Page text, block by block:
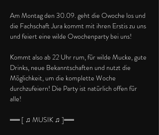
Am Montag den 30.09. geht die Owoche los und
die Fachschaft Jura kommt mit ihren Erstis zu uns
und feiert eine wilde Owochenparty bei uns!
Kommt also ab 22 Uhr rum, für wilde Mucke, gute
Drinks, neue Bekanntschaften und nutzt die
Möglichkeit, um die komplette Woche
durchzufeiern! Die Party ist natürlich offen für
alle!
══ [ ♫ MUSIK ♫ ]══